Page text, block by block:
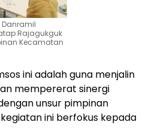
Danramil
Rajagukguk
Kecamatan
ini adalah guna menjalin
mempererat sinergi
unsur pimpinan
ini berfokus kepada